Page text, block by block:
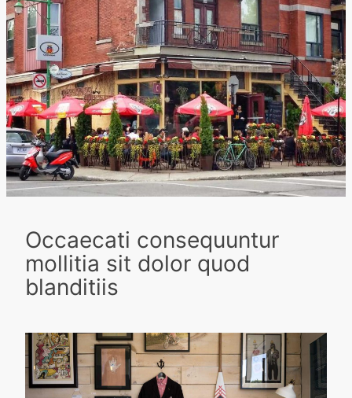
Occaecati consequuntur
mollitia sit dolor quod
blanditiis